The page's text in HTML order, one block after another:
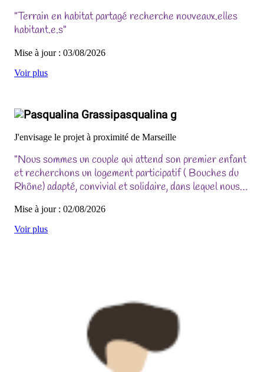
"Terrain en habitat partagé recherche nouveaux.elles
habitant.e.s"
Mise à jour : 03/08/2026
Voir plus
pasqualina g
J'envisage le projet à proximité de Marseille
"Nous sommes un couple qui attend son premier enfant
et recherchons un logement participatif ( Bouches du
Rhône) adapté, convivial et solidaire, dans lequel nous
stable pour notre famille."
Mise à jour : 02/08/2026
Voir plus